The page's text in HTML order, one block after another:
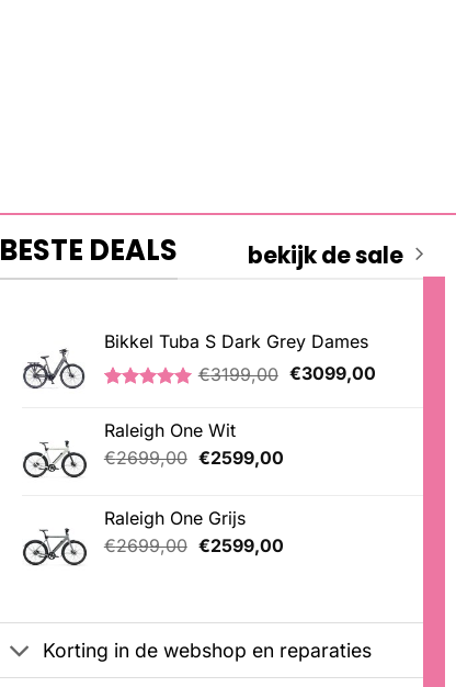
BESTE DEALS bekijk de sale
Bikkel Tuba S Dark Grey Dames
5.00
op 5
gebaseerd
op
klantbeoordeling
€3199,00 Oorspronkelijke
€3099,00Huidige
Raleigh One Wit
€2699,00 Oorspronkelijke
€2699,00.
€2599,00Huidige
Raleigh One Grijs
€2699,00 Oorspronkelijke
€2599,00Huidige
Korting in de webshop en reparaties